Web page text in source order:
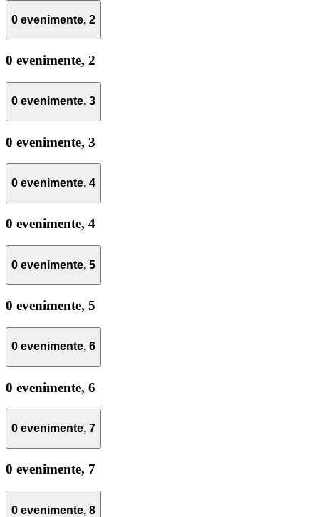
0 evenimente, 2
0 evenimente, 2
0 evenimente, 3
0 evenimente, 3
0 evenimente, 4
0 evenimente, 4
0 evenimente, 5
0 evenimente, 5
0 evenimente, 6
0 evenimente, 6
0 evenimente, 7
0 evenimente, 7
0 evenimente, 8